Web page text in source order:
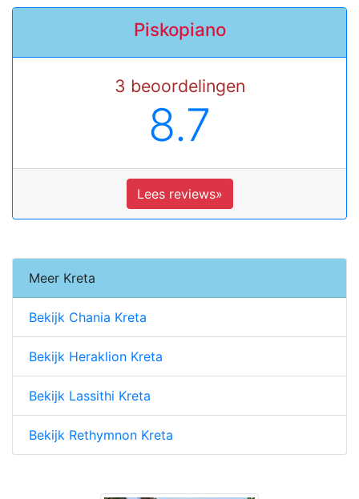
Piskopiano
3 beoordelingen
8.7
Lees reviews»
Meer Kreta
Bekijk Chania Kreta
Bekijk Heraklion Kreta
Bekijk Lassithi Kreta
Bekijk Rethymnon Kreta